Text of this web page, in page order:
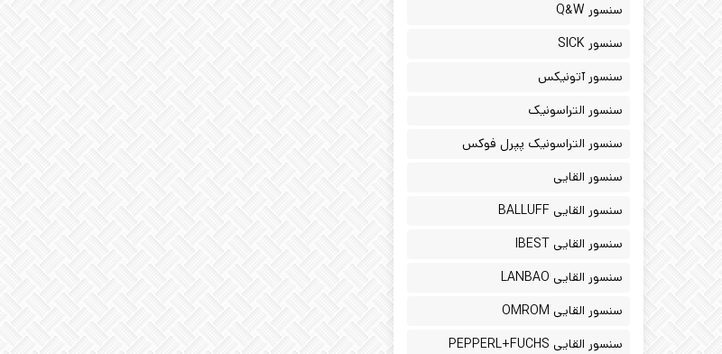
سنسور Q&W
سنسور SICK
سنسور آتونیکس
سنسور التراسونیک
سنسور التراسونیک پپرل فوکس
سنسور القایی
سنسور القایی BALLUFF
سنسور القایی IBEST
سنسور القایی LANBAO
سنسور القایی OMROM
سنسور القایی PEPPERL+FUCHS